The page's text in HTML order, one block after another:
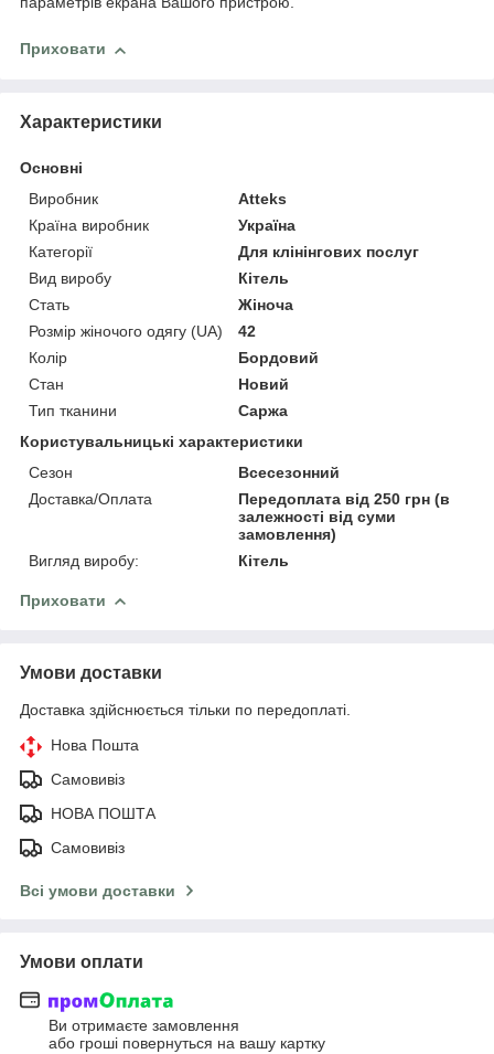
Приховати
Характеристики
Основні
Виробник
Atteks
Країна виробник
Україна
Категорії
Для клінінгових послуг
Вид виробу
Кітель
Стать
Жіноча
Розмір жіночого одягу (UA)
42
Колір
Бордовий
Стан
Новий
Тип тканини
Саржа
Користувальницькі характеристики
Сезон
Всесезонний
Доставка/Оплата
Передоплата від 250 грн (в
залежності від суми
замовлення)
Вигляд виробу:
Кітель
Приховати
Умови доставки
Доставка здійснюється тільки по передоплаті.
Нова Пошта
Самовивіз
НОВА ПОШТА
Самовивіз
Всі умови доставки
Умови оплати
Ви отримаєте замовлення
або гроші повернуться на вашу картку